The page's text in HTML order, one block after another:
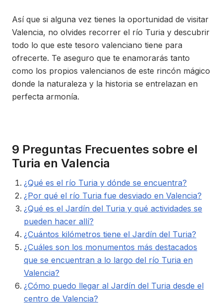
Así que si alguna vez tienes la oportunidad de visitar
Valencia, no olvides recorrer el río Turia y descubrir
todo lo que este tesoro valenciano tiene para
ofrecerte. Te aseguro que te enamorarás tanto
como los propios valencianos de este rincón mágico
donde la naturaleza y la historia se entrelazan en
perfecta armonía.
9 Preguntas Frecuentes sobre el
Turia en Valencia
¿Qué es el río Turia y dónde se encuentra?
¿Por qué el río Turia fue desviado en Valencia?
¿Qué es el Jardín del Turia y qué actividades se
pueden hacer allí?
¿Cuántos kilómetros tiene el Jardín del Turia?
¿Cuáles son los monumentos más destacados
que se encuentran a lo largo del río Turia en
Valencia?
¿Cómo puedo llegar al Jardín del Turia desde el
centro de Valencia?